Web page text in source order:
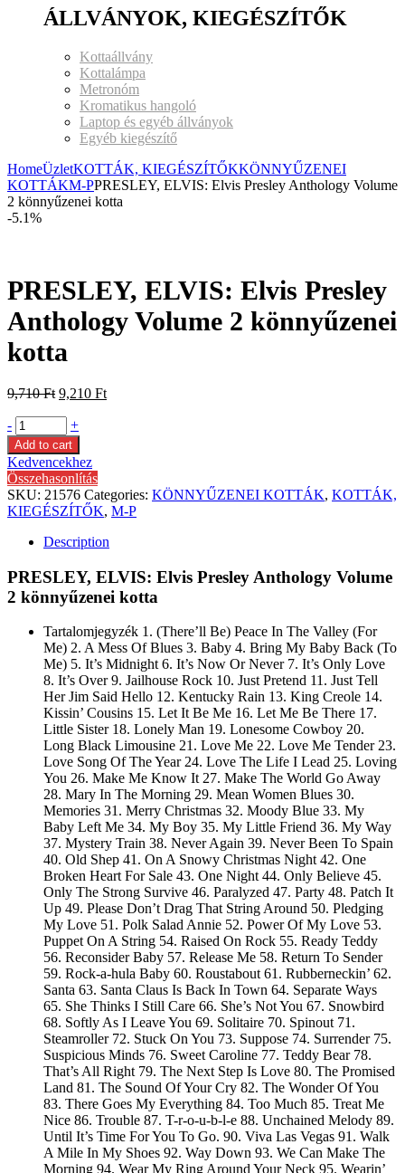
ÁLLVÁNYOK, KIEGÉSZÍTŐK
Kottaállvány
Kottalámpa
Metronóm
Kromatikus hangoló
Laptop és egyéb állványok
Egyéb kiegészítő
HomeÜzletKOTTÁK, KIEGÉSZÍTŐKKÖNNYŰZENEI
KOTTÁKM-PPRESLEY, ELVIS: Elvis Presley Anthology Volume
2 könnyűzenei kotta
-5.1%
PRESLEY, ELVIS: Elvis Presley
Anthology Volume 2 könnyűzenei
kotta
9,710Ft 9,210 Ft
- +
Add to cart
Kedvencekhez
Összehasonlítás
SKU: 21576 Categories: KÖNNYŰZENEI KOTTÁK, KOTTÁK,
KIEGÉSZÍTŐK, M-P
Description
PRESLEY, ELVIS: Elvis Presley Anthology Volume
2 könnyűzenei kotta
Tartalomjegyzék 1. (There’ll Be) Peace In The Valley (For
Me) 2. A Mess Of Blues 3. Baby 4. Bring My Baby Back (To
Me) 5. It’s Midnight 6. It’s Now Or Never 7. It’s Only Love
8. It’s Over 9. Jailhouse Rock 10. Just Pretend 11. Just Tell
Her Jim Said Hello 12. Kentucky Rain 13. King Creole 14.
Kissin’ Cousins 15. Let It Be Me 16. Let Me Be There 17.
Little Sister 18. Lonely Man 19. Lonesome Cowboy 20.
Long Black Limousine 21. Love Me 22. Love Me Tender 23.
Love Song Of The Year 24. Love The Life I Lead 25. Loving
You 26. Make Me Know It 27. Make The World Go Away
28. Mary In The Morning 29. Mean Women Blues 30.
Memories 31. Merry Christmas 32. Moody Blue 33. My
Baby Left Me 34. My Boy 35. My Little Friend 36. My Way
37. Mystery Train 38. Never Again 39. Never Been To Spain
40. Old Shep 41. On A Snowy Christmas Night 42. One
Broken Heart For Sale 43. One Night 44. Only Believe 45.
Only The Strong Survive 46. Paralyzed 47. Party 48. Patch It
Up 49. Please Don’t Drag That String Around 50. Pledging
My Love 51. Polk Salad Annie 52. Power Of My Love 53.
Puppet On A String 54. Raised On Rock 55. Ready Teddy
56. Reconsider Baby 57. Release Me 58. Return To Sender
59. Rock-a-hula Baby 60. Roustabout 61. Rubberneckin’ 62.
Santa 63. Santa Claus Is Back In Town 64. Separate Ways
65. She Thinks I Still Care 66. She’s Not You 67. Snowbird
68. Softly As I Leave You 69. Solitaire 70. Spinout 71.
Steamroller 72. Stuck On You 73. Suppose 74. Surrender 75.
Suspicious Minds 76. Sweet Caroline 77. Teddy Bear 78.
That’s All Right 79. The Next Step Is Love 80. The Promised
Land 81. The Sound Of Your Cry 82. The Wonder Of You
83. There Goes My Everything 84. Too Much 85. Treat Me
Nice 86. Trouble 87. T-r-o-u-b-l-e 88. Unchained Melody 89.
Until It’s Time For You To Go. 90. Viva Las Vegas 91. Walk
A Mile In My Shoes 92. Way Down 93. We Can Make The
Morning 94. Wear My Ring Around Your Neck 95. Wearin’